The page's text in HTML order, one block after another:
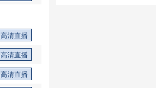
高清直播
高清直播
高清直播